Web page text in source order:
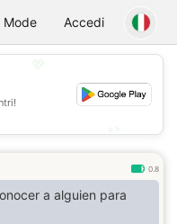
Mode Accedi
0.8
a alguien para